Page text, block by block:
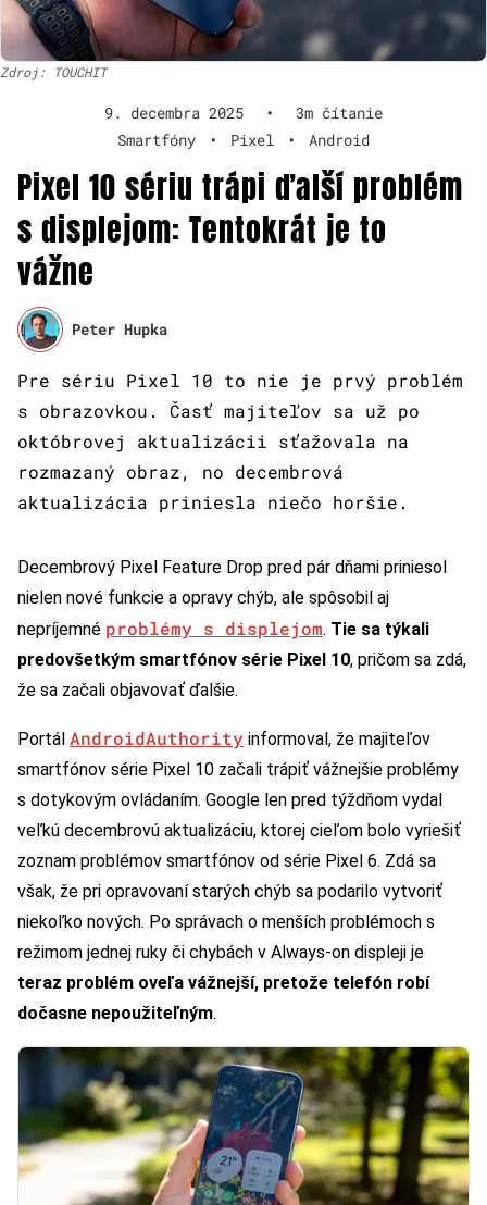
Zdroj: TOUCHIT
9. decembra 2025 •
3m čítanie
Smartfóny
• Pixel • Android
Pixel 10 sériu trápi ďalší problém
s displejom: Tentokrát je to
vážne
Peter Hupka
Pre sériu Pixel 10 to nie je prvý problém
s obrazovkou. Časť majiteľov sa už po
októbrovej aktualizácii sťažovala na
rozmazaný obraz, no decembrová
aktualizácia priniesla niečo horšie.
Decembrový Pixel Feature Drop pred pár dňami priniesol
nielen nové funkcie a opravy chýb, ale spôsobil aj
nepríjemné problémy s displejom. Tie sa týkali
predovšetkým smartfónov série Pixel 10, pričom sa zdá,
že sa začali objavovať ďalšie.
Portál AndroidAuthority informoval, že majiteľov
smartfónov série Pixel 10 začali trápiť vážnejšie problémy
s dotykovým ovládaním. Google len pred týždňom vydal
veľkú decembrovú aktualizáciu, ktorej cieľom bolo vyriešiť
zoznam problémov smartfónov od série Pixel 6. Zdá sa
však, že pri opravovaní starých chýb sa podarilo vytvoriť
niekoľko nových. Po správach o menších problémoch s
režimom jednej ruky či chybách v Always-on displeji je
teraz problém oveľa vážnejší, pretože telefón robí
dočasne nepoužiteľným.